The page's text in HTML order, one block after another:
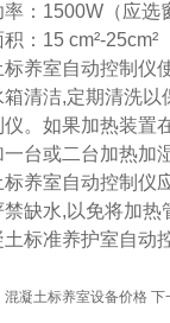
率：1500W（应选
：15 cm²-25cm²
标养室自动控制仪
箱清洁,定期清洗以
仪。如果加热装置
一台或二台加热加
标养室自动控制仪
禁缺水,以免将加热
土标准养护室自动
混凝土标养室设备价格 下